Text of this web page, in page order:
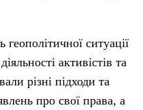
геополітичної ситуації
активістів та
різні підходи та
про свої права, а